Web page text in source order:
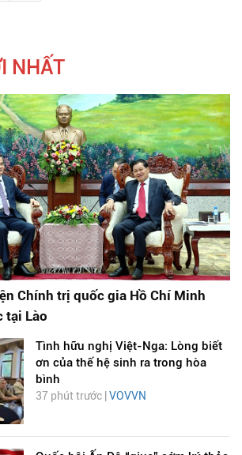
NHẤT
Chính trị quốc gia Hồ Chí Minh
tại Lào
Tình hữu nghị Việt-Nga: Lòng biết
ơn của thế hệ sinh ra trong hòa
bình
37 phút trước |VOVVN